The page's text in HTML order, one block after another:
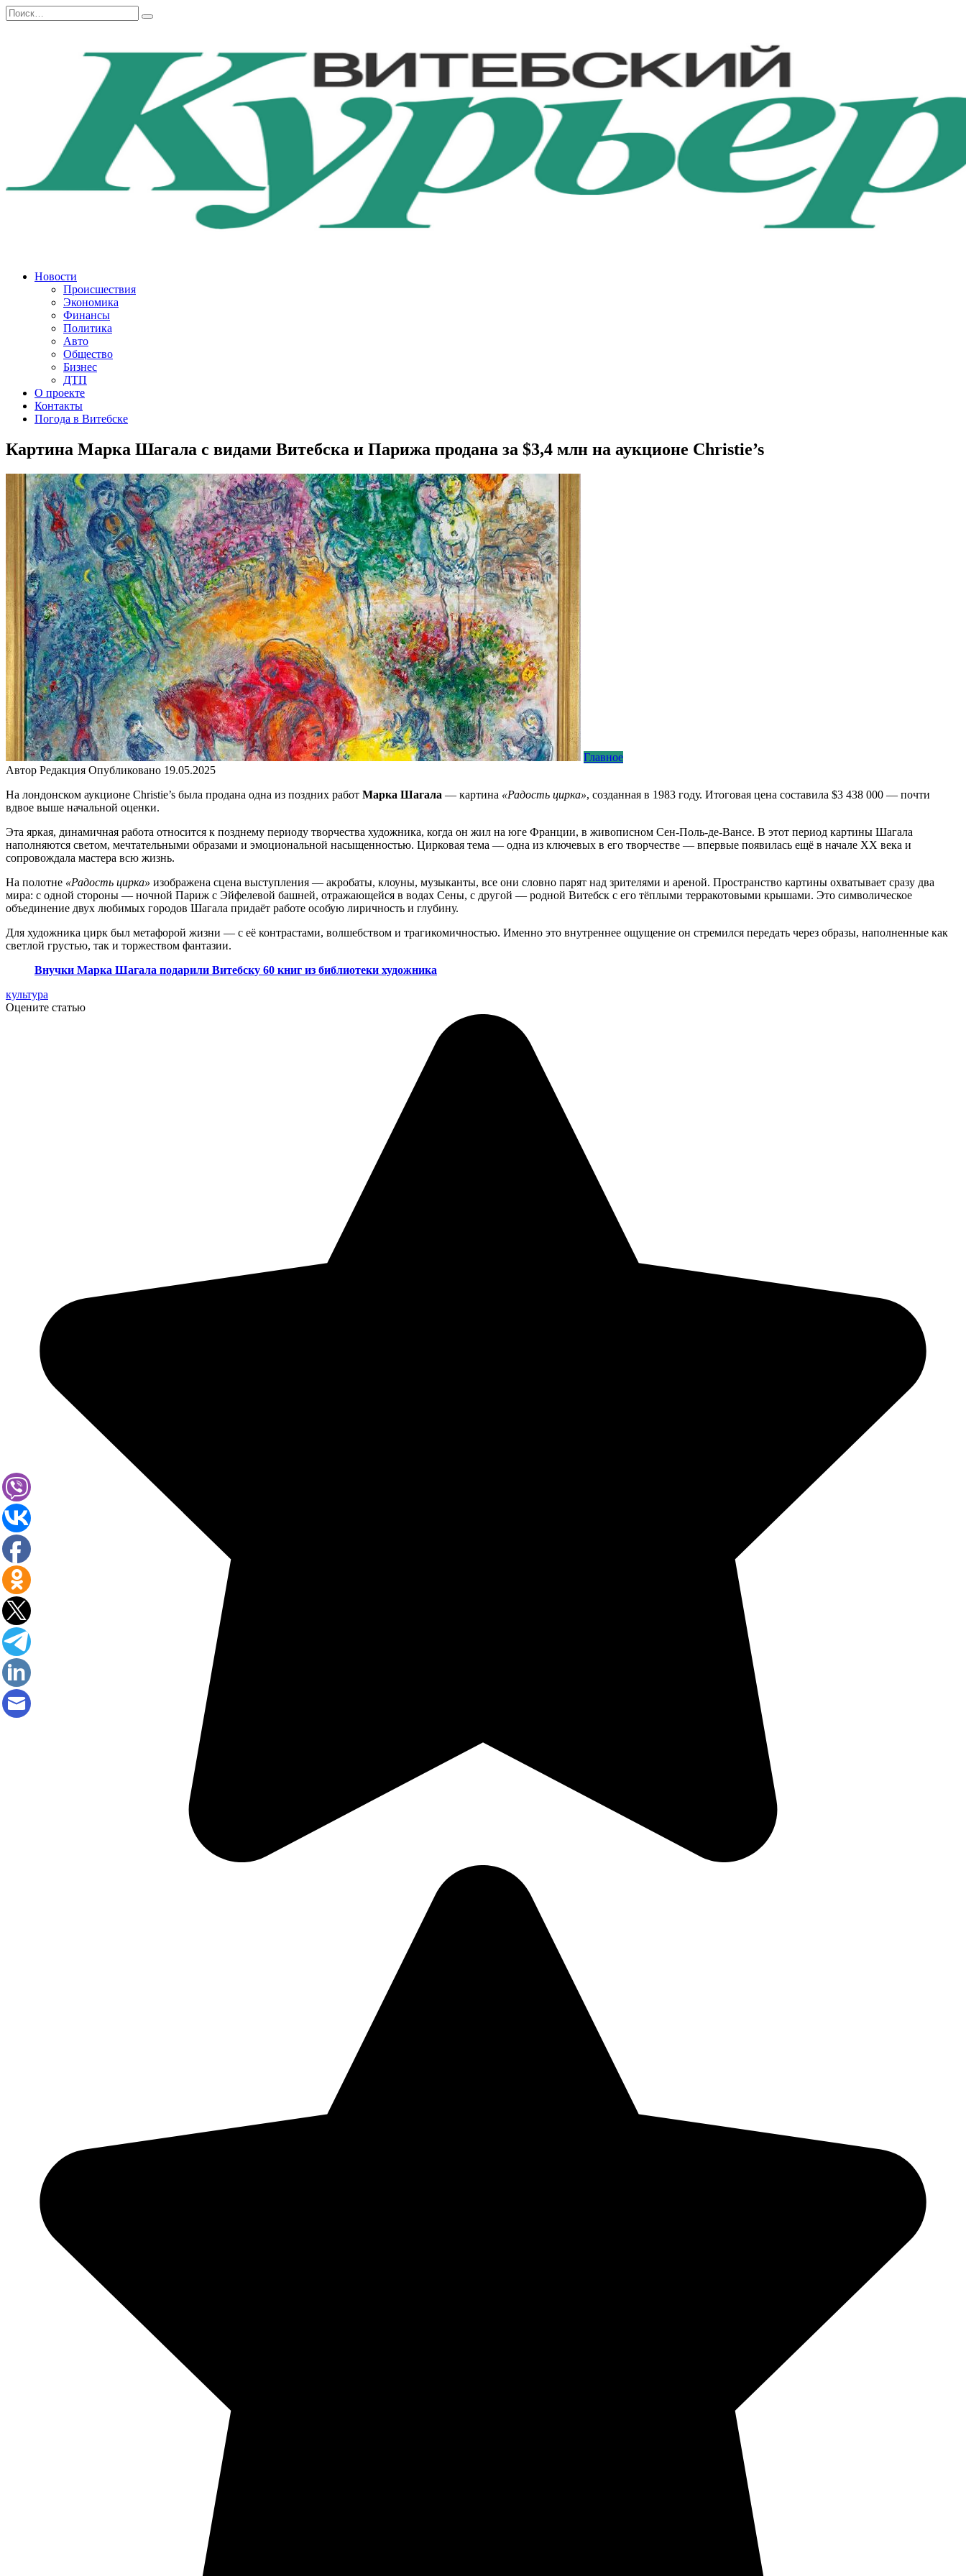
Перейти
к
Search
for:
Новости
Происшествия
Экономика
Финансы
Политика
Авто
Общество
Бизнес
ДТП
О проекте
Контакты
Погода в Витебске
Картина Марка Шагала с видами Витебска и Парижа продана за $3,4 млн на аукционе Christie’s
Главное
Автор Редакция Опубликовано 19.05.2025
На лондонском аукционе Christie’s была продана одна из поздних работ Марка Шагала — картина «Радость цирка», созданная в 1983 году. Итоговая цена составила $3 438 000 — почти
вдвое выше начальной оценки.
Эта яркая, динамичная работа относится к позднему периоду творчества художника, когда он жил на юге Франции, в живописном Сен-Поль-де-Вансе. В этот период картины Шагала
наполняются светом, мечтательными образами и эмоциональной насыщенностью. Цирковая тема — одна из ключевых в его творчестве — впервые появилась ещё в начале XX века и
сопровождала мастера всю жизнь.
На полотне «Радость цирка» изображена сцена выступления — акробаты, клоуны, музыканты, все они словно парят над зрителями и ареной. Пространство картины охватывает сразу два
мира: с одной стороны — ночной Париж с Эйфелевой башней, отражающейся в водах Сены, с другой — родной Витебск с его тёплыми терракотовыми крышами. Это символическое
объединение двух любимых городов Шагала придаёт работе особую лиричность и глубину.
Для художника цирк был метафорой жизни — с её контрастами, волшебством и трагикомичностью. Именно это внутреннее ощущение он стремился передать через образы, наполненные как
светлой грустью, так и торжеством фантазии.
Внучки Марка Шагала подарили Витебску 60 книг из библиотеки художника
культура
Оцените статью